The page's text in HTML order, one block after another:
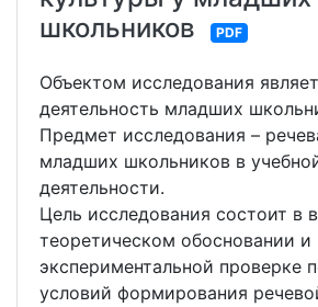
школьников
PDF
Объектом исследования
деятельность младших
Предмет исследования –
младших школьников в
деятельности.
Цель исследования состоит в
теоретическом обосновании и
экспериментальной проверке
условий формирования